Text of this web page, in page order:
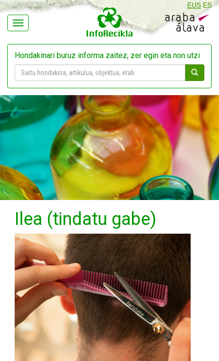
Navegación
EUS ES
Hondakinari buruz informa zaitez, zer egin eta non utzi
Ilea (tindatu gabe)